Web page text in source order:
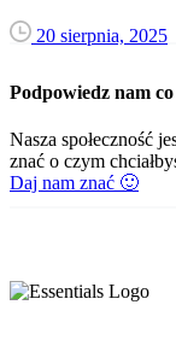
20 sierpnia, 2025
Podpowiedz nam
Nasza społeczność
znać o czym
Daj nam znać 🙂